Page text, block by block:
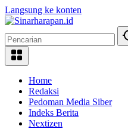
Langsung ke konten
Home
Redaksi
Pedoman Media Siber
Indeks Berita
Nextizen